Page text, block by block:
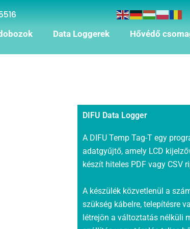
Data Loggerek Hővédő
DIFU Data Logger
A DIFU Temp Tag-T egy
adatgyűjtő, amely LCD
készít hiteles PDF vagy CSV
A készülék közvetlenül a
szükség kábelre, telepítésre
létrejön a változtatás nélküli